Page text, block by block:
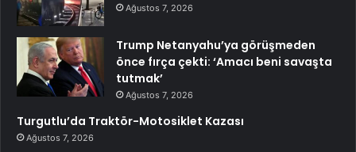
Ağustos 7, 2026
Trump Netanyahu’ya görüşmeden
önce fırça çekti: ‘Amacı beni savaşta
tutmak’
Ağustos 7, 2026
Turgutlu’da Traktör-Motosiklet Kazası
Ağustos 7, 2026